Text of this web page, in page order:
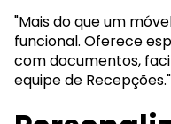
"Mais do que um
funcional. Oferece
com documentos,
equipe de Recepções."